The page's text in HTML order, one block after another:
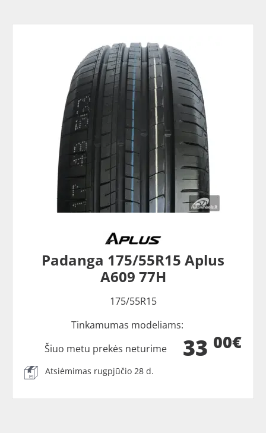
Padanga 175/55R15 Aplus
A609 77H
175/55R15
Tinkamumas modeliams:
33 00€
Šiuo metu prekės neturime
Atsiėmimas rugpjūčio 28 d.